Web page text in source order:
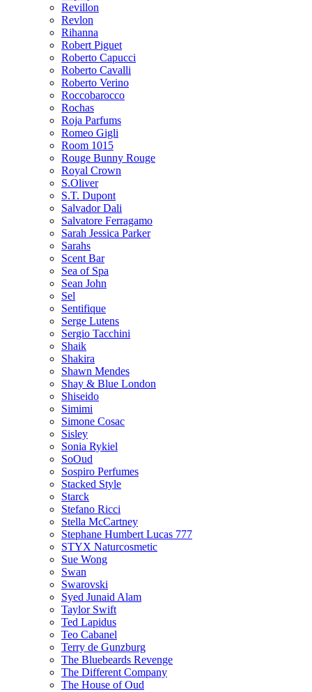
Revillon
Revlon
Rihanna
Robert Piguet
Roberto Capucci
Roberto Cavalli
Roberto Verino
Roccobarocco
Rochas
Roja Parfums
Romeo Gigli
Room 1015
Rouge Bunny Rouge
Royal Crown
S.Oliver
S.T. Dupont
Salvador Dali
Salvatore Ferragamo
Sarah Jessica Parker
Sarahs
Scent Bar
Sea of Spa
Sean John
Sel
Sentifique
Serge Lutens
Sergio Tacchini
Shaik
Shakira
Shawn Mendes
Shay & Blue London
Shiseido
Simimi
Simone Cosac
Sisley
Sonia Rykiel
SoOud
Sospiro Perfumes
Stacked Style
Starck
Stefano Ricci
Stella McCartney
Stephane Humbert Lucas 777
STYX Naturсosmetic
Sue Wong
Swan
Swarovski
Syed Junaid Alam
Taylor Swift
Ted Lapidus
Teo Cabanel
Terry de Gunzburg
The Bluebeards Revenge
The Different Company
The House of Oud